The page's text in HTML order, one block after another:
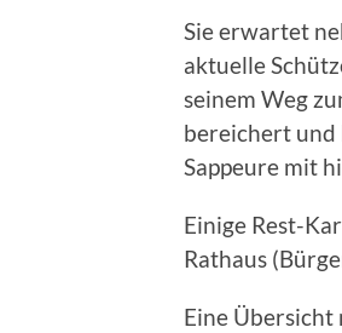
Sie erwartet
aktuelle
seinem Weg
bereichert und
Sappeure mit
Einige Rest-
Rathaus
Eine